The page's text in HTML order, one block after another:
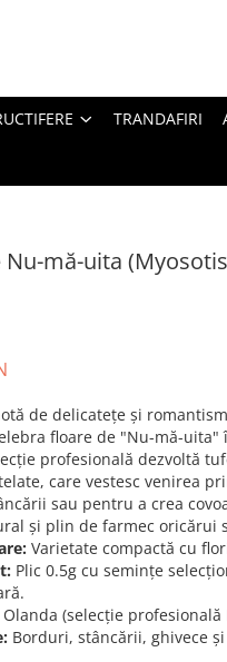
TRANDAFIRI
Nu-mă-uita
de delicatețe și
floare de "Nu-mă-
profesională dezvoltă
care vestesc venirea
sau pentru a crea
și plin de farmec oricărui
Varietate compactă cu
Plic 0.5g cu semințe
Olanda (selecție profesională
Borduri, stâncării, ghivece